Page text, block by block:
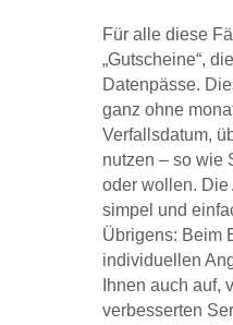
Für alle diese
„Gutscheine“,
Datenpässe.
ganz ohne
Verfallsdatum,
nutzen – so wie
oder wollen. Die
simpel und
Übrigens: Beim
individuellen
Ihnen auch auf,
verbesserten